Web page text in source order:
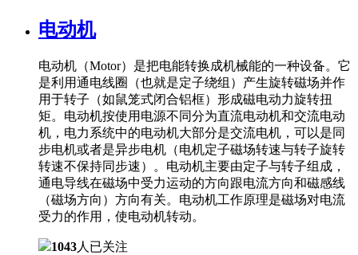
电动机
电动机（Motor）是把电能转换成机械能的一种设备。它
是利用通电线圈（也就是定子绕组）产生旋转磁场并作
用于转子（如鼠笼式闭合铝框）形成磁电动力旋转扭
矩。电动机按使用电源不同分为直流电动机和交流电动
机，电力系统中的电动机大部分是交流电机，可以是同
步电机或者是异步电机（电机定子磁场转速与转子旋转
转速不保持同步速）。电动机主要由定子与转子组成，
通电导线在磁场中受力运动的方向跟电流方向和磁感线
（磁场方向）方向有关。电动机工作原理是磁场对电流
受力的作用，使电动机转动。
1043人已关注